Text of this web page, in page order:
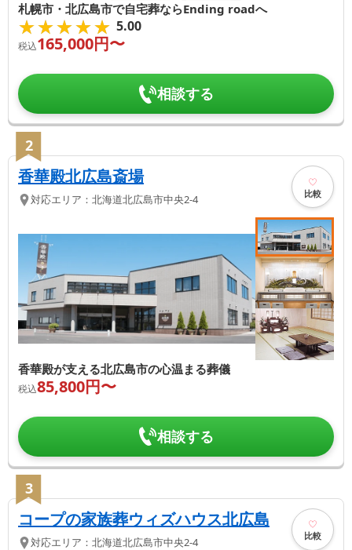
札幌市・北広島市で自宅葬ならEnding roadへ
★★★★★
★★★★★ 5.00
税込165,000円〜
相談する
2
香華殿北広島斎場
対応エリア： 北海道北広島市中央2-4 比較
香華殿が支える北広島市の心温まる葬儀
税込85,800円〜
相談する
3
コープの家族葬ウィズハウス北広島
対応エリア： 北海道北広島市中央2-4 比較